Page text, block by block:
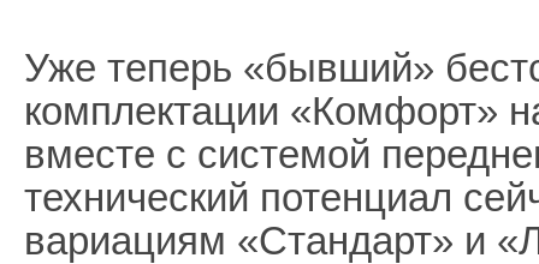
Уже теперь «бывший»
комплектации «Комфорт»
вместе с системой
технический потенциал
вариациям «Стандарт» и